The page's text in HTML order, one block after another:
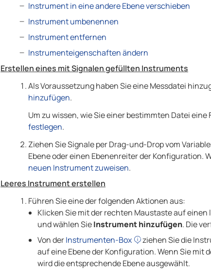
Instrument in eine andere Ebene verschieben
Instrument umbenennen
Instrument entfernen
Instrumenteigenschaften ändern
Erstellen eines mit Signalen gefüllten Instruments
Als Voraussetzung haben Sie eine Messdatei
hinzufügen.
Um zu wissen, wie Sie einer bestimmten Datei
festlegen.
Ziehen Sie Signale per Drag-und-Drop vom
Ebene oder einen Ebenenreiter der Konfiguration.
neuen Instrument zuweisen.
Leeres Instrument erstellen
Führen Sie eine der folgenden Aktionen aus:
Klicken Sie mit der rechten Maustaste auf einen
und wählen SieInstrument hinzufügen. Die
Von derInstrumenten-Box
ziehen Sie die
auf eine Ebene der Konfiguration. Wenn Sie
wird die entsprechende Ebene ausgewählt.